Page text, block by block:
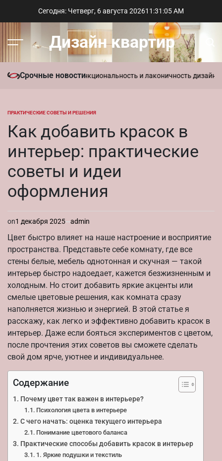
Сегодня: Четверг, 6 августа 202611 :31 :06AM
Меню Дизайн квартир
Срочные новости
в интерьере: функциональность и лаконичность дизайна
ОПУБЛИКОВАНО
ПРАКТИЧЕСКИЕ СОВЕТЫ И РЕШЕНИЯ
Как добавить красок в
интерьер: практические
советы и идеи
оформления
on1 декабря 2025 admin
Цвет быстро влияет на наше настроение и восприятие
пространства. Представьте себе комнату, где все
стены белые, мебель однотонная и скучная — такой
интерьер быстро надоедает, кажется безжизненным и
холодным. Но стоит добавить яркие акценты или
смелые цветовые решения, как комната сразу
наполняется жизнью и энергией. В этой статье я
расскажу, как легко и эффективно добавить красок в
интерьер. Даже если бояться экспериментов с цветом,
после прочтения этих советов вы сможете сделать
свой дом ярче, уютнее и индивидуальнее.
Содержание
Почему цвет так важен в интерьере?
Психология цвета в интерьере
С чего начать: оценка текущего интерьера
Понимание цветового баланса
Практические способы добавить красок в интерьер
1. Яркие подушки и текстиль